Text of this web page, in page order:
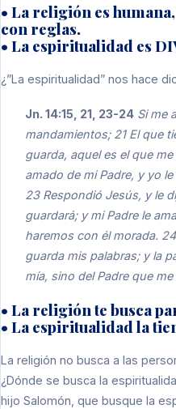
• La religión es
con reglas.
• La espiritualidad es
¿”La espiritualidad” nos hace
Jn. 14:15, 21, 23-24 Si me
mandamientos; 21 El que
guarda, aquel es el que
amado de mi Padre, y yo
23 Respondió Jesús, y le
guardará; y mi Padre le
haremos con él morada.
guarda mis palabras; y la
mía, sino del Padre que me
• La religión te busca
• La espiritualidad la
La religión no busca a las
¿Dónde se busca la
hijo Salomón, que busque la